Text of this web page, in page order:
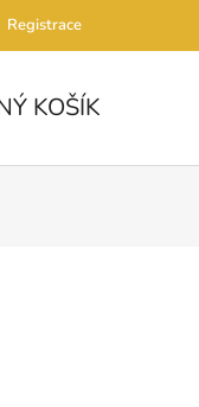
Registrace
KOŠÍK